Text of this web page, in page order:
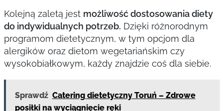
Kolejną zaletą jest możliwość dostosowania diety
do indywidualnych potrzeb. Dzięki różnorodnym
programom dietetycznym, w tym opcjom dla
alergików oraz dietom wegetariańskim czy
wysokobiałkowym, każdy znajdzie coś dla siebie.
Sprawdź Catering dietetyczny Toruń – Zdrowe
posiłki na wyciągnięcie ręki